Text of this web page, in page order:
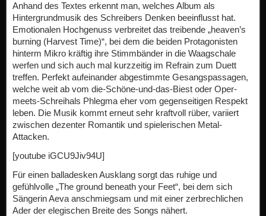
Anhand des Textes erkennt man, welches Album als
Hintergrundmusik des Schreibers Denken beeinflusst hat.
Emotionalen Hochgenuss verbreitet das treibende „heaven’s
burning (Harvest Time)“, bei dem die beiden Protagonisten
hinterm Mikro kräftig ihre Stimmbänder in die Waagschale
werfen und sich auch mal kurzzeitig im Refrain zum Duett
treffen. Perfekt aufeinander abgestimmte Gesangspassagen,
welche weit ab vom die-Schöne-und-das-Biest oder Oper-
meets-Schreihals Phlegma eher vom gegenseitigen Respekt
leben. Die Musik kommt erneut sehr kraftvoll rüber, variiert
zwischen dezenter Romantik und spielerischen Metal-
Attacken.
[youtube iGCU9Jiv94U]
Für einen balladesken Ausklang sorgt das ruhige und
gefühlvolle „The ground beneath your Feet“, bei dem sich
Sängerin Aeva anschmiegsam und mit einer zerbrechlichen
Ader der elegischen Breite des Songs nähert.